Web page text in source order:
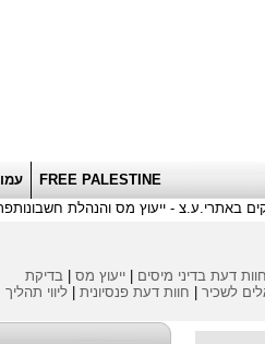
FREE PALESTINE
באתרי.ע.צ - ייעוץ מס והנהלת חשבונות
חוות דעת בדיני מיסים ייעוץ מס
בדיקת
לשכיר
חוות דעת פנסיונית
ליווי תהליך